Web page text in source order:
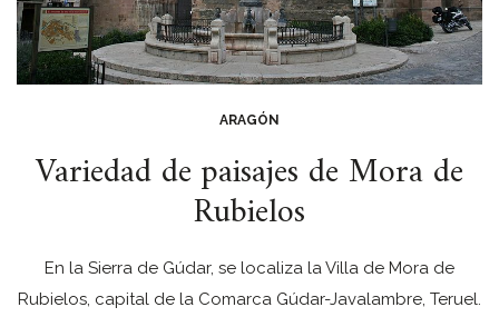
ARAGÓN
Variedad de paisajes de Mora de
Rubielos
En la Sierra de Gúdar, se localiza la Villa de Mora de
Rubielos, capital de la Comarca Gúdar-Javalambre, Teruel.